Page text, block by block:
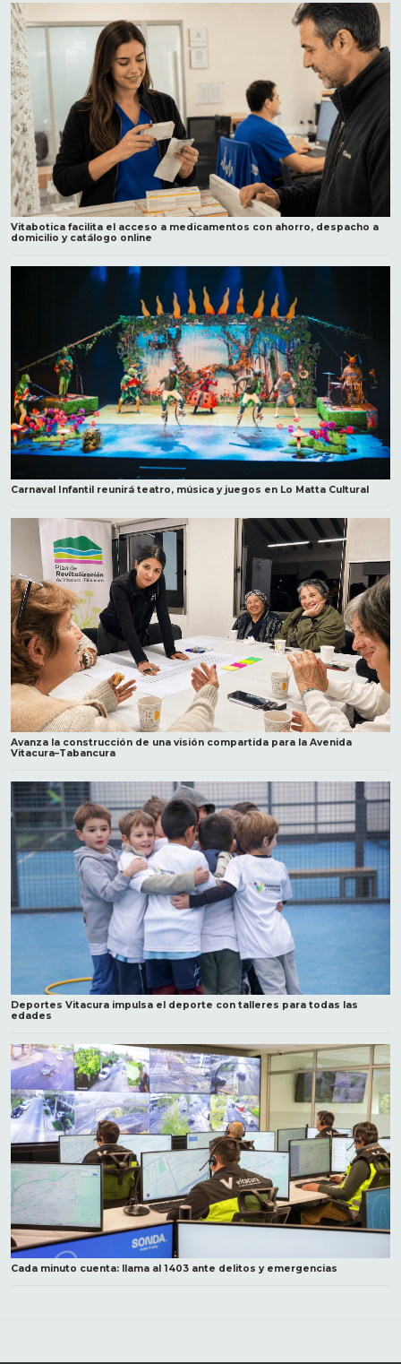
Vitabotica facilita el acceso a medicamentos con ahorro, despacho a
domicilio y catálogo online
Carnaval Infantil reunirá teatro, música y juegos en Lo Matta Cultural
Avanza la construcción de una visión compartida para la Avenida
Vitacura–Tabancura
Deportes Vitacura impulsa el deporte con talleres para todas las
edades
Cada minuto cuenta: llama al 1403 ante delitos y emergencias